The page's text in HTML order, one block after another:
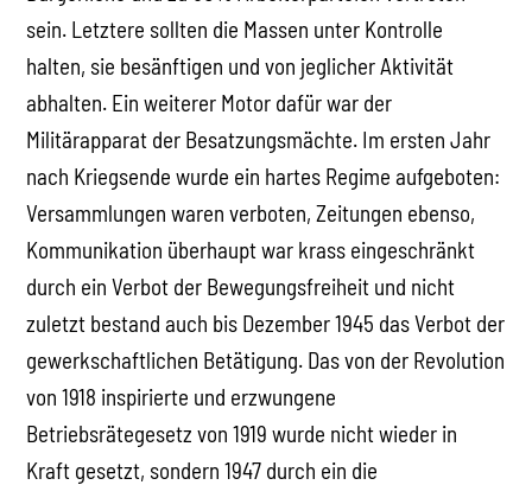
sein. Letztere sollten die Massen unter Kontrolle
halten, sie besänftigen und von jeglicher Aktivität
abhalten. Ein weiterer Motor dafür war der
Militärapparat der Besatzungsmächte. Im ersten Jahr
nach Kriegsende wurde ein hartes Regime aufgeboten:
Versammlungen waren verboten, Zeitungen ebenso,
Kommunikation überhaupt war krass eingeschränkt
durch ein Verbot der Bewegungsfreiheit und nicht
zuletzt bestand auch bis Dezember 1945 das Verbot der
gewerkschaftlichen Betätigung. Das von der Revolution
von 1918 inspirierte und erzwungene
Betriebsrätegesetz von 1919 wurde nicht wieder in
Kraft gesetzt, sondern 1947 durch ein die